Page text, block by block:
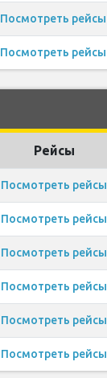
Посмотреть рейсы
Посмотреть рейсы
Рейсы
Посмотреть рейсы
Посмотреть рейсы
Посмотреть рейсы
Посмотреть рейсы
Посмотреть рейсы
Посмотреть рейсы